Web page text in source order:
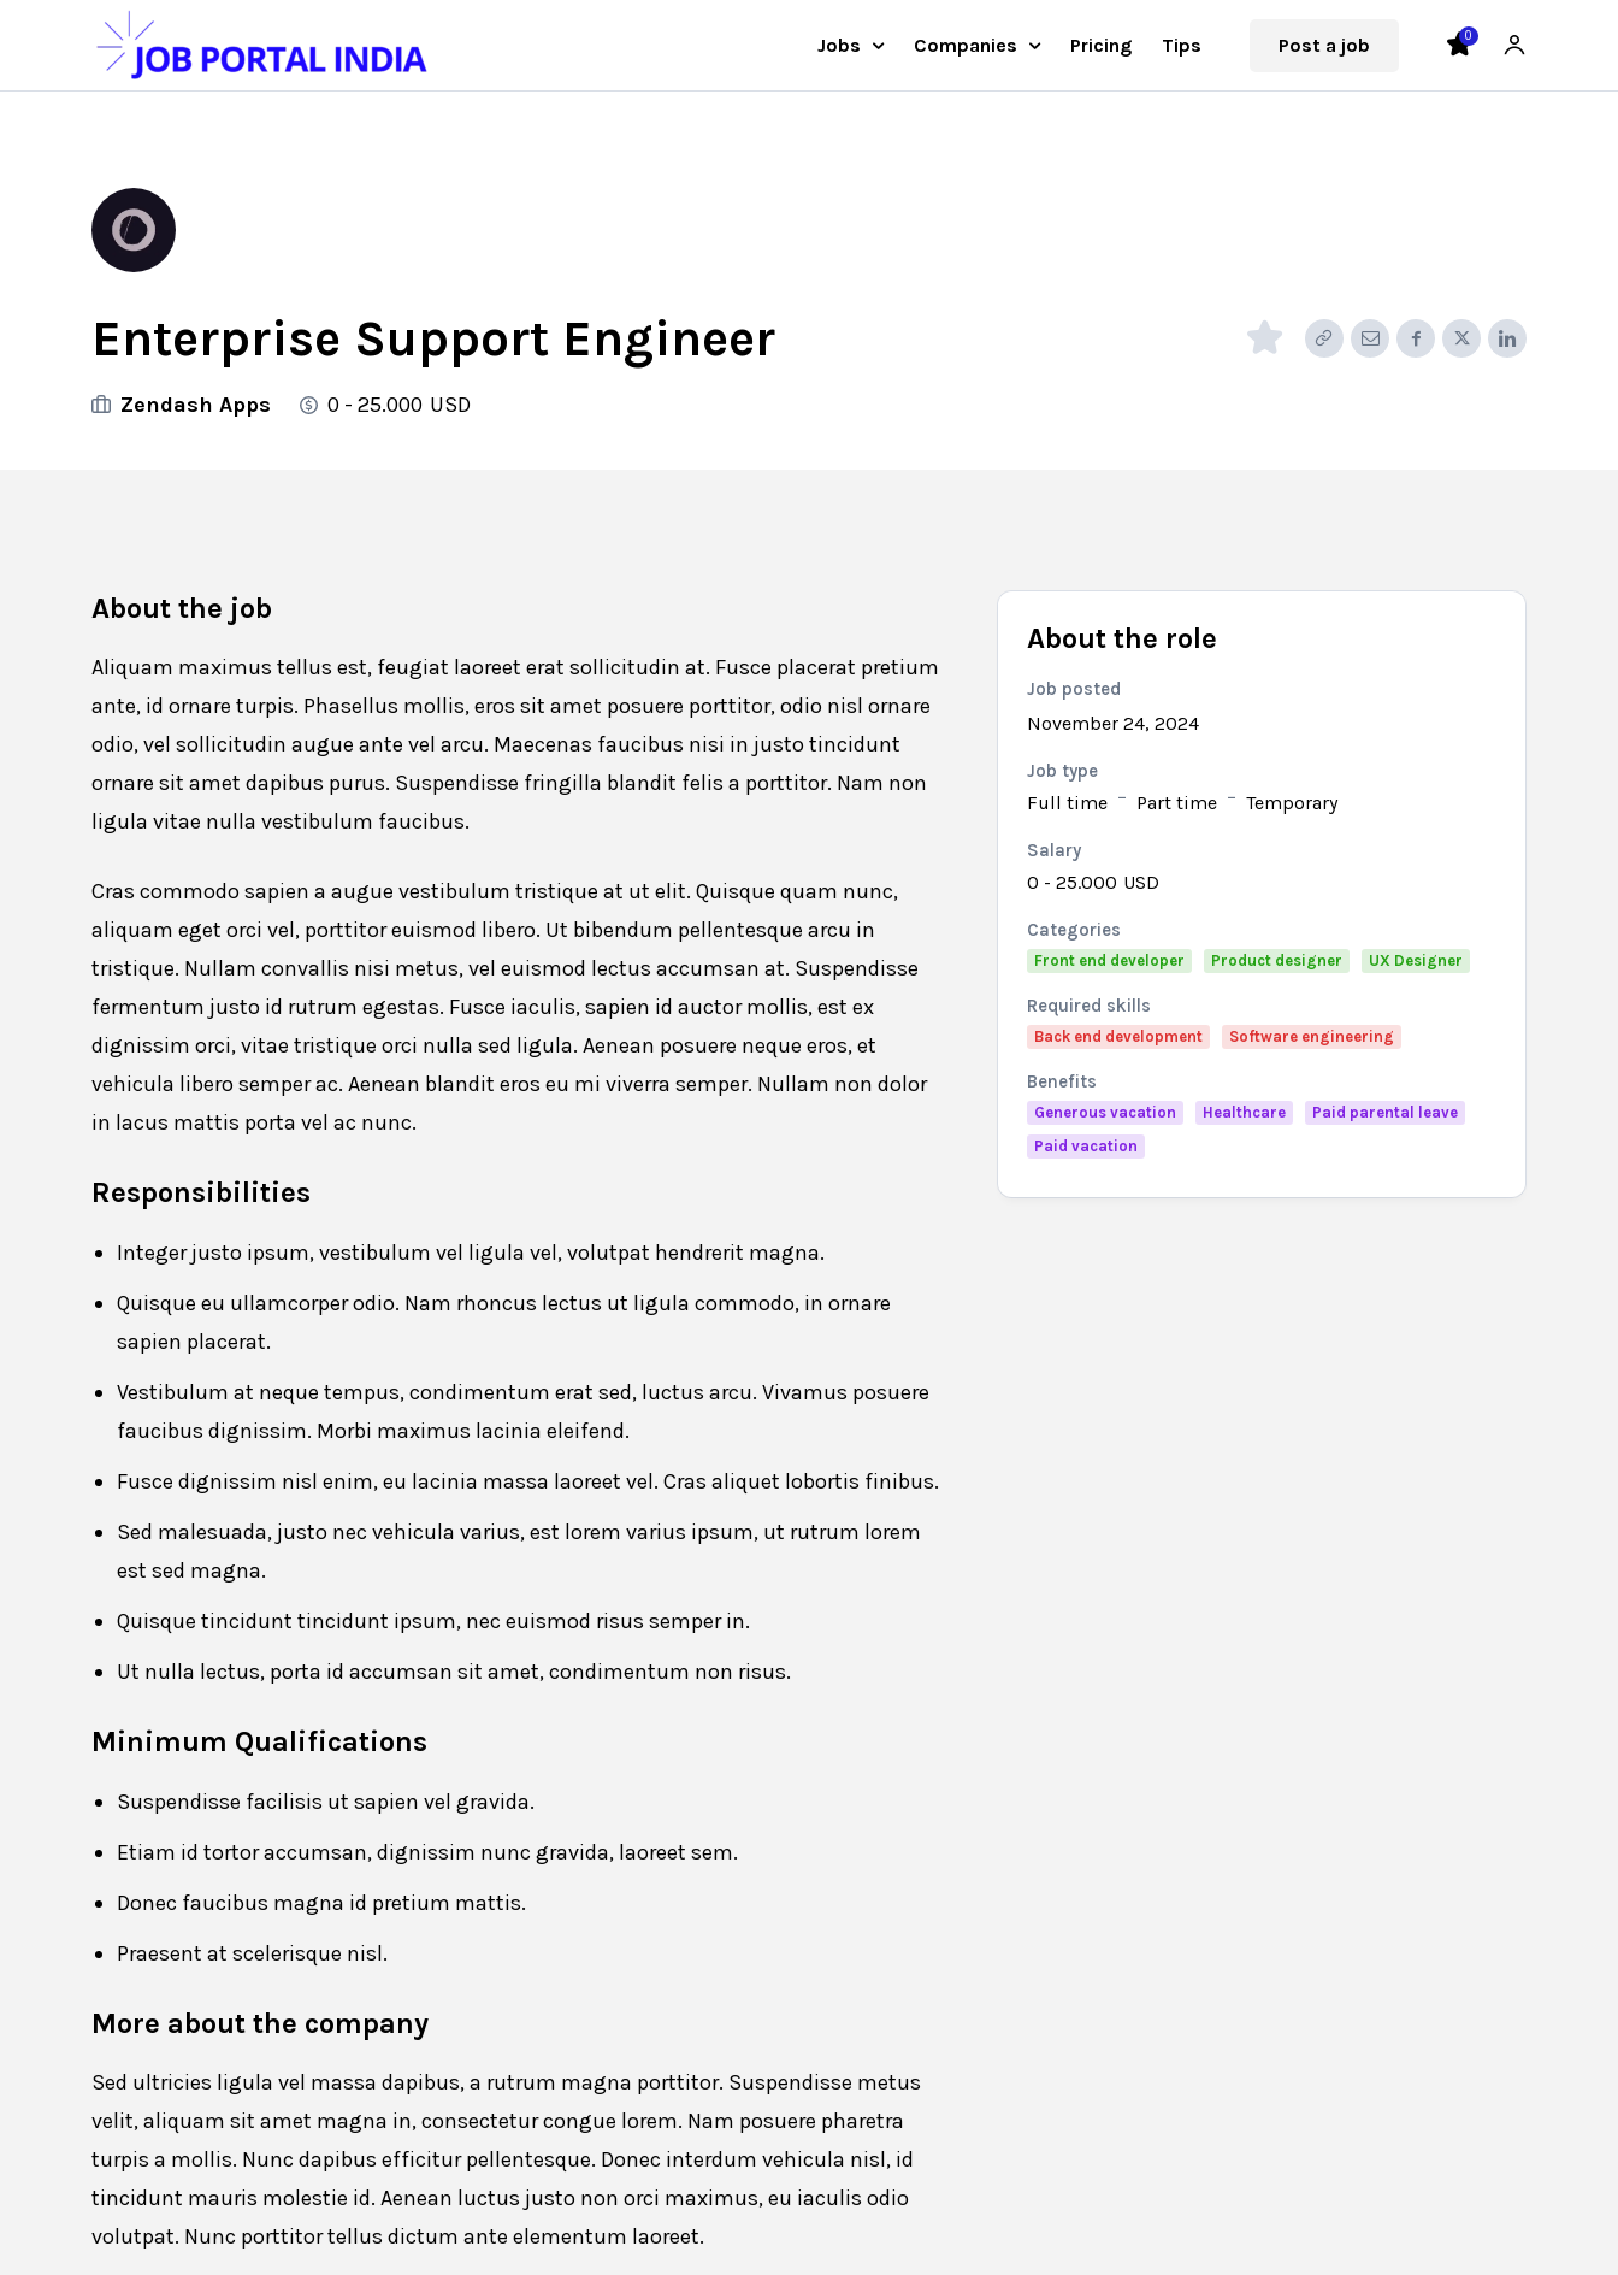
First name
Phone number
Resume*
Drag and drop or browse
Website URL
Jobs Companies Pricing Tips Post a job 0
Enterprise Support Engineer
Zendash Apps 0 - 25.000 USD
About the job
Aliquam maximus tellus est, feugiat laoreet erat sollicitudin at. Fusce placerat pretium
ante, id ornare turpis. Phasellus mollis, eros sit amet posuere porttitor, odio nisl ornare
odio, vel sollicitudin augue ante vel arcu. Maecenas faucibus nisi in justo tincidunt
ornare sit amet dapibus purus. Suspendisse fringilla blandit felis a porttitor. Nam non
ligula vitae nulla vestibulum faucibus.
Cras commodo sapien a augue vestibulum tristique at ut elit. Quisque quam nunc,
aliquam eget orci vel, porttitor euismod libero. Ut bibendum pellentesque arcu in
tristique. Nullam convallis nisi metus, vel euismod lectus accumsan at. Suspendisse
fermentum justo id rutrum egestas. Fusce iaculis, sapien id auctor mollis, est ex
dignissim orci, vitae tristique orci nulla sed ligula. Aenean posuere neque eros, et
vehicula libero semper ac. Aenean blandit eros eu mi viverra semper. Nullam non dolor
in lacus mattis porta vel ac nunc.
Responsibilities
Integer justo ipsum, vestibulum vel ligula vel, volutpat hendrerit magna.
Quisque eu ullamcorper odio. Nam rhoncus lectus ut ligula commodo, in ornare
sapien placerat.
Vestibulum at neque tempus, condimentum erat sed, luctus arcu. Vivamus posuere
faucibus dignissim. Morbi maximus lacinia eleifend.
Fusce dignissim nisl enim, eu lacinia massa laoreet vel. Cras aliquet lobortis finibus.
Sed malesuada, justo nec vehicula varius, est lorem varius ipsum, ut rutrum lorem
est sed magna.
Quisque tincidunt tincidunt ipsum, nec euismod risus semper in.
Ut nulla lectus, porta id accumsan sit amet, condimentum non risus.
Minimum Qualifications
Suspendisse facilisis ut sapien vel gravida.
Etiam id tortor accumsan, dignissim nunc gravida, laoreet sem.
Donec faucibus magna id pretium mattis.
Praesent at scelerisque nisl.
More about the company
Sed ultricies ligula vel massa dapibus, a rutrum magna porttitor. Suspendisse metus
velit, aliquam sit amet magna in, consectetur congue lorem. Nam posuere pharetra
turpis a mollis. Nunc dapibus efficitur pellentesque. Donec interdum vehicula nisl, id
tincidunt mauris molestie id. Aenean luctus justo non orci maximus, eu iaculis odio
volutpat. Nunc porttitor tellus dictum ante elementum laoreet.
About the role
Job posted
November 24, 2024
Job type
Full time Part time Temporary
Salary
0 - 25.000 USD
Categories
Front end developer Product designer UX Designer
Required skills
Back end development Software engineering
Benefits
Generous vacation Healthcare
Paid parental leave
Paid vacation